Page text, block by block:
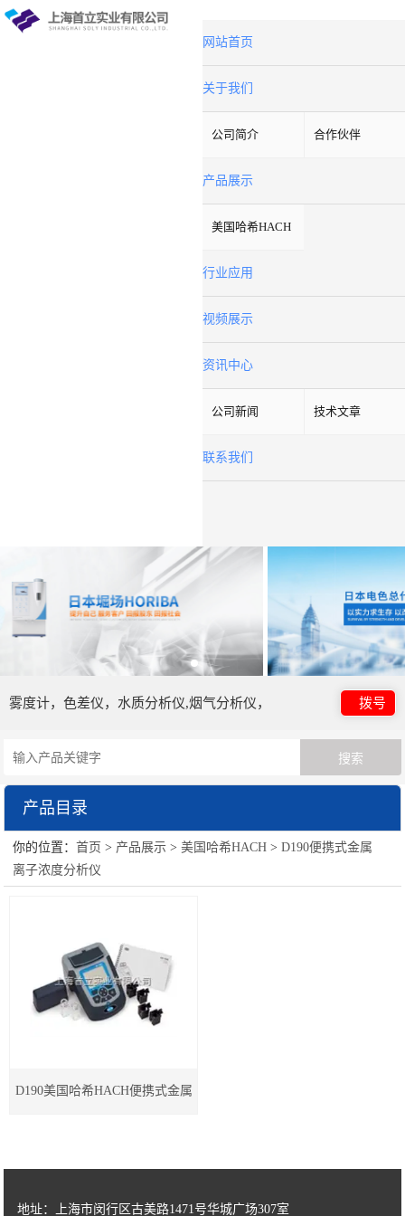
网站首页
关于我们
公司简介 合作伙伴
产品展示
美国哈希HACH
行业应用
视频展示
资讯中心
公司新闻 技术文章
联系我们
雾度计，色差仪，水质分析仪,烟气分析仪， 拨号
产品目录
美国哈希HACH
你的位置：首页 > 产品展示 >美国哈希HACH >D190便携式金属
离子浓度分析仪
D190美国哈希HACH便携式金属
地址：上海市闵行区古美路1471号华城广场307室